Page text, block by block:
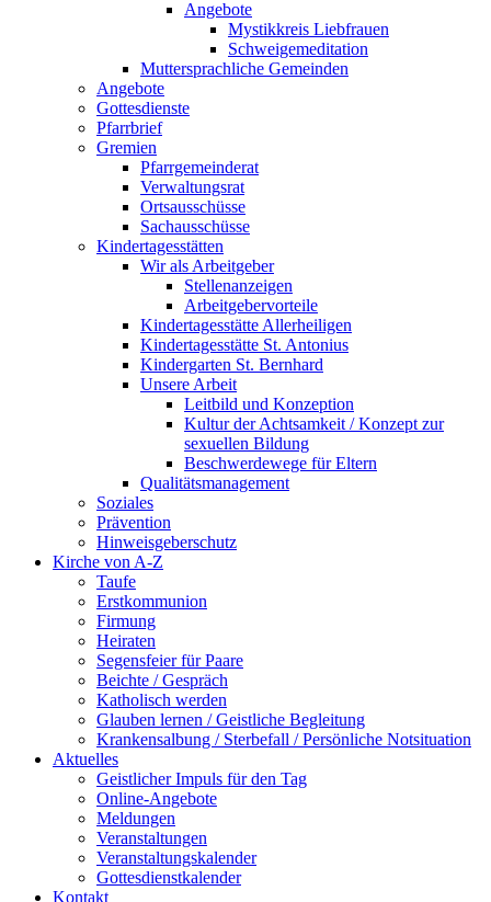
Angebote
Mystikkreis Liebfrauen
Schweigemeditation
Muttersprachliche Gemeinden
Angebote
Gottesdienste
Pfarrbrief
Gremien
Pfarrgemeinderat
Verwaltungsrat
Ortsausschüsse
Sachausschüsse
Kindertagesstätten
Wir als Arbeitgeber
Stellenanzeigen
Arbeitgebervorteile
Kindertagesstätte Allerheiligen
Kindertagesstätte St. Antonius
Kindergarten St. Bernhard
Unsere Arbeit
Leitbild und Konzeption
Kultur der Achtsamkeit / Konzept zur
sexuellen Bildung
Beschwerdewege für Eltern
Qualitätsmanagement
Soziales
Prävention
Hinweisgeberschutz
Kirche von A-Z
Taufe
Erst­kommunion
Firmung
Heiraten
Segensfeier für Paare
Beichte /​ Gespräch
Katholisch werden
Glauben lernen / Geistliche Begleitung
Krankensalbung / Sterbefall / Persönliche Notsituation
Aktuelles
Geistlicher Impuls für den Tag
Online-Angebote
Meldungen
Veranstaltungen
Veranstaltungskalender
Gottesdienstkalender
Kontakt